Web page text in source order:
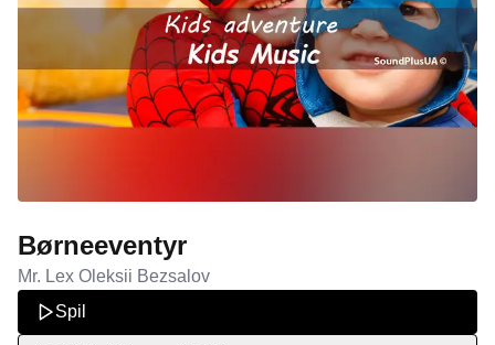
Børneeventyr
Mr. Lex Oleksii Bezsalov
Spil